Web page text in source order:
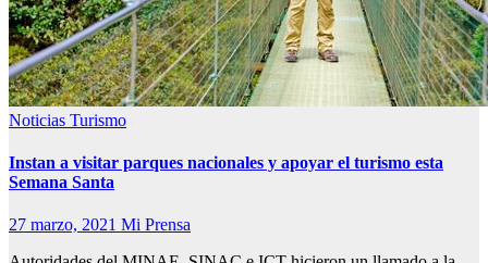
Noticias Turismo
Instan a visitar parques nacionales y apoyar el turismo esta
Semana Santa
27 marzo, 2021 Mi Prensa